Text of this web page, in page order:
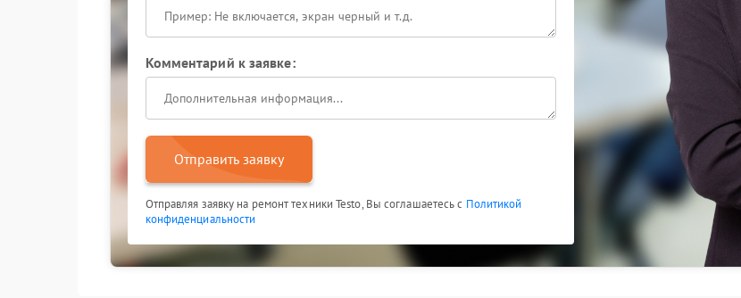
Комментарий к заявке:
Отправить заявку
Отправляя заявку на ремонт техники Testo, Вы соглашаетесь с Политикой
конфиденциальности